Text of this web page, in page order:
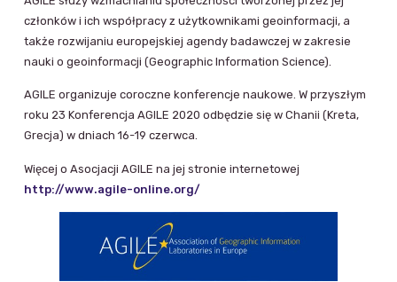
członków i ich współpracy z użytkownikami geoinformacji, a
także rozwijaniu europejskiej agendy badawczej w zakresie
nauki o geoinformacji (Geographic Information Science).
AGILE organizuje coroczne konferencje naukowe. W przyszłym
roku 23 Konferencja AGILE 2020 odbędzie się w Chanii (Kreta,
Grecja) w dniach 16-19 czerwca.
Więcej o Asocjacji AGILE na jej stronie internetowej
http://www.agile-online.org/